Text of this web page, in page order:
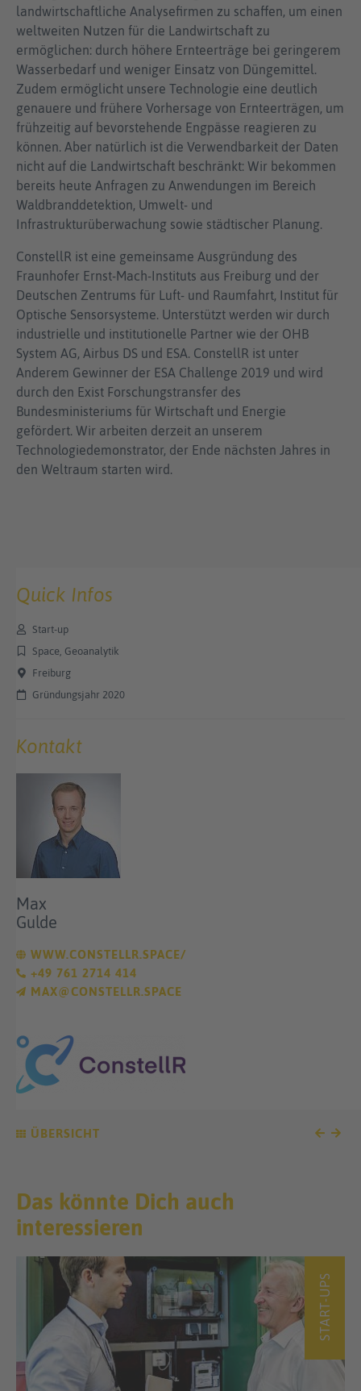
landwirtschaftliche Analysefirmen zu schaffen, um einen
weltweiten Nutzen für die Landwirtschaft zu
ermöglichen: durch höhere Ernteerträge bei geringerem
Wasserbedarf und weniger Einsatz von Düngemittel.
Zudem ermöglicht unsere Technologie eine deutlich
genauere und frühere Vorhersage von Ernteerträgen, um
frühzeitig auf bevorstehende Engpässe reagieren zu
können. Aber natürlich ist die Verwendbarkeit der Daten
nicht auf die Landwirtschaft beschränkt: Wir bekommen
bereits heute Anfragen zu Anwendungen im Bereich
Waldbranddetektion, Umwelt- und
Infrastrukturüberwachung sowie städtischer Planung.
ConstellR ist eine gemeinsame Ausgründung des
Fraunhofer Ernst-Mach-Instituts aus Freiburg und der
Deutschen Zentrums für Luft- und Raumfahrt, Institut für
Optische Sensorsysteme. Unterstützt werden wir durch
industrielle und institutionelle Partner wie der OHB
System AG, Airbus DS und ESA. ConstellR ist unter
Anderem Gewinner der ESA Challenge 2019 und wird
durch den Exist Forschungstransfer des
Bundesministeriums für Wirtschaft und Energie
gefördert. Wir arbeiten derzeit an unserem
Technologiedemonstrator, der Ende nächsten Jahres in
den Weltraum starten wird.
ÜBERSICHT
Quick Infos
Start-up
Space, Geoanalytik
Freiburg
Gründungsjahr 2020
Kontakt
Max
Gulde
WWW.CONSTELLR.SPACE/
+49 761 2714 414
MAX@CONSTELLR.SPACE
Das könnte Dich auch
interessieren
START-UPS